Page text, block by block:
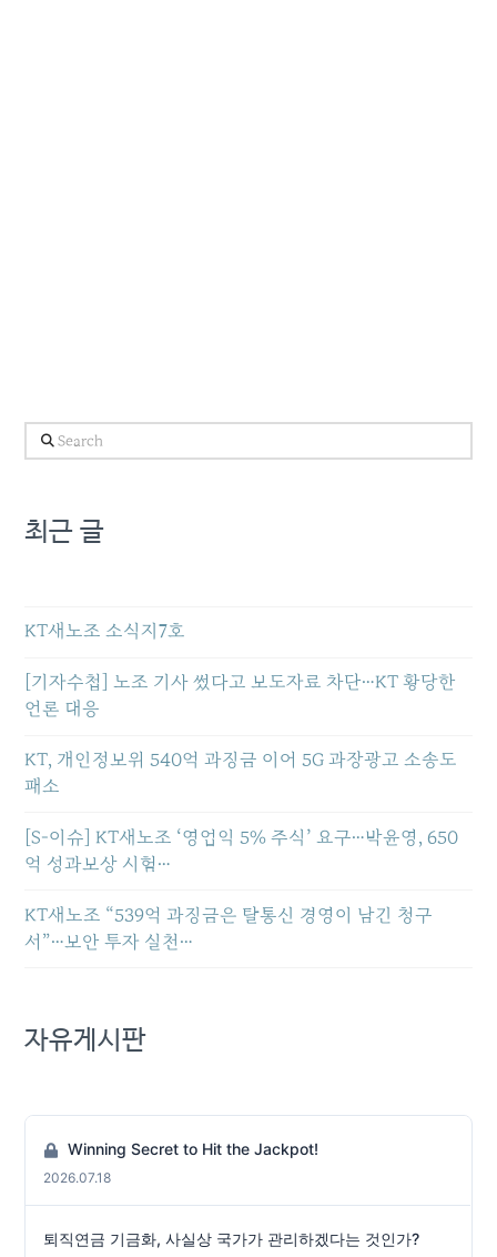
Search
최근 글
KT새노조 소식지7호
[기자수첩] 노조 기사 썼다고 보도자료 차단…KT 황당한
언론 대응
KT, 개인정보위 540억 과징금 이어 5G 과장광고 소송도
패소
[S-이슈] KT새노조 ‘영업익 5% 주식’ 요구…박윤영, 650
억 성과보상 시험…
KT새노조 “539억 과징금은 탈통신 경영이 남긴 청구
서”…보안 투자 실천…
자유게시판
Winning Secret to Hit the Jackpot!
2026.07.18
퇴직연금 기금화, 사실상 국가가 관리하겠다는 것인가?